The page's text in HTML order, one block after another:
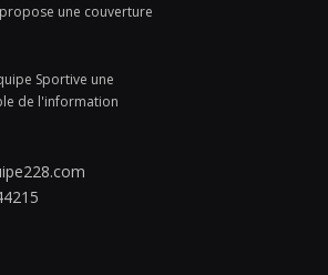
une couverture
Sportive une
de l'information